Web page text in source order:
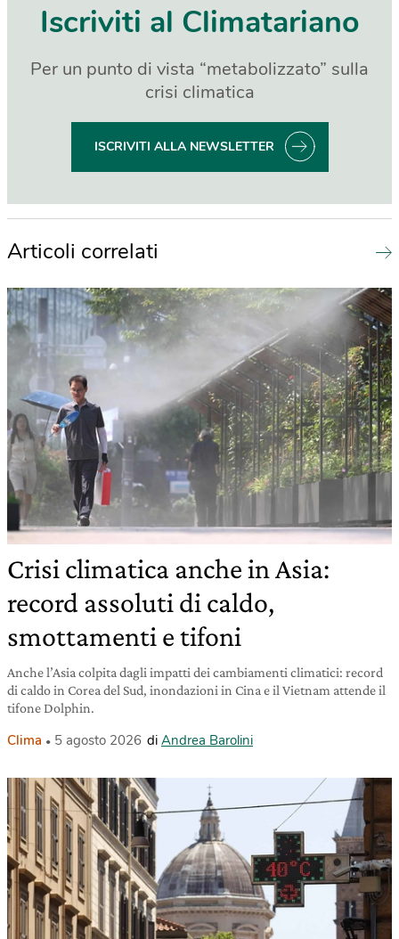
Iscriviti al Climatariano
Per un punto di vista “metabolizzato” sulla
crisi climatica
ISCRIVITI ALLA NEWSLETTER
Articoli correlati
Crisi climatica anche in Asia:
record assoluti di caldo,
smottamenti e tifoni
Anche l’Asia colpita dagli impatti dei cambiamenti climatici: record
di caldo in Corea del Sud, inondazioni in Cina e il Vietnam attende il
tifone Dolphin.
Clima 5 agosto 2026 di Andrea Barolini